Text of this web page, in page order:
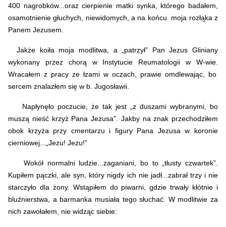
400 nagrobków...oraz cierpienie matki synka, którego badałem,
osamotnienie głuchych, niewidomych, a na końcu moja rozłąka z
Panem Jezusem.
Jakże koiła moja modlitwa, a „patrzył” Pan Jezus Gliniany
wykonany przez chorą w Instytucie Reumatologii w W-wie.
Wracałem z pracy ze łzami w oczach, prawie omdlewając, bo
sercem znalazłem się w b. Jugosławii.
Napłynęło poczucie, że tak jest „z duszami wybranymi, bo
muszą nieść krzyż Pana Jezusa”. Jakby na znak przechodziłem
obok krzyża przy cmentarzu i figury Pana Jezusa w koronie
cierniowej...„Jezu! Jezu!”
Wokół normalni ludzie...zaganiani, bo to „tłusty czwartek”.
Kupiłem pączki, ale syn, który nigdy ich nie jadł...zabrał trzy i nie
starczyło dla żony.
Wstąpiłem do piwarni, gdzie trwały kłótnie i
bluźnierstwa, a barmanka musiała tego słuchać. W modlitwie za
nich zawołałem, nie widząc siebie: